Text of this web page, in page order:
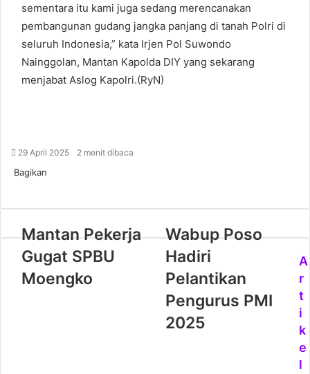
sementara itu kami juga sedang merencanakan
pembangunan gudang jangka panjang di tanah Polri di
seluruh Indonesia,” kata Irjen Pol Suwondo
Nainggolan, Mantan Kapolda DIY yang sekarang
menjabat Aslog Kapolri.(RyN)
29 April 2025 2 menit dibaca
Bagikan
Mantan Pekerja
Gugat SPBU
Moengko
Wabup Poso
Hadiri
Pelantikan
Pengurus PMI
2025
A
r
t
i
k
e
l